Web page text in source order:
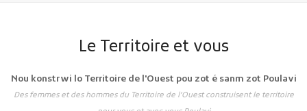
Le Territoire et vous
Nou konstrwi lo Territoire de l'Ouest pou zot é sanm zot Poulavi
Des femmes et des hommes du Territoire de l’Ouest construisent le territoire